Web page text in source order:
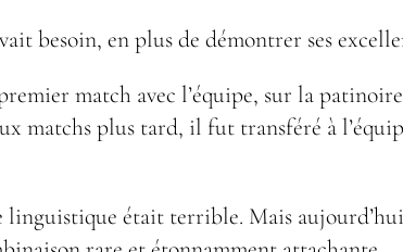
besoin, en plus de démontrer ses
match avec l’équipe, sur la
matchs plus tard, il fut transféré à
linguistique était terrible. Mais